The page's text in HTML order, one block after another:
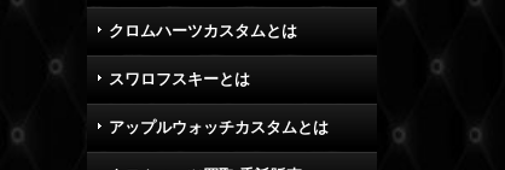
クロムハーツカスタムとは
スワロフスキーとは
アップルウォッチカスタムとは